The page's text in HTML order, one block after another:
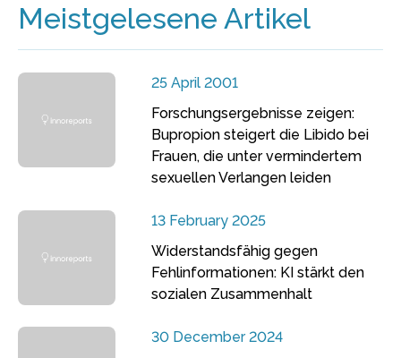
Meistgelesene Artikel
25 April 2001
Forschungsergebnisse zeigen:
Bupropion steigert die Libido bei
Frauen, die unter vermindertem
sexuellen Verlangen leiden
13 February 2025
Widerstandsfähig gegen
Fehlinformationen: KI stärkt den
sozialen Zusammenhalt
30 December 2024